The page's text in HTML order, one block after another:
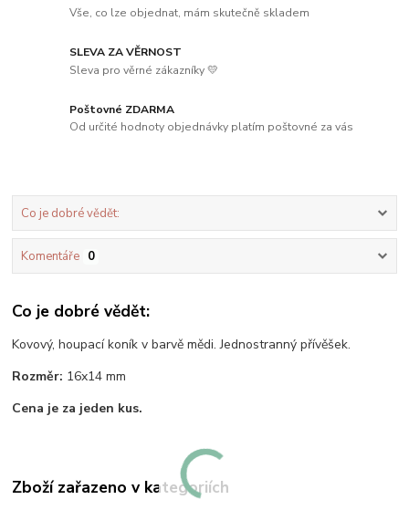
Vše, co lze objednat, mám skutečně skladem
SLEVA ZA VĚRNOST
Sleva pro věrné zákazníky 💛
Poštovné ZDARMA
Od určité hodnoty objednávky platím poštovné za vás
Co je dobré vědět:
Komentáře 0
Co je dobré vědět:
Kovový, houpací koník v barvě mědi. Jednostranný přívěšek.
Rozměr: 16x14 mm
Cena je za jeden kus.
Zboží zařazeno v kategoriích